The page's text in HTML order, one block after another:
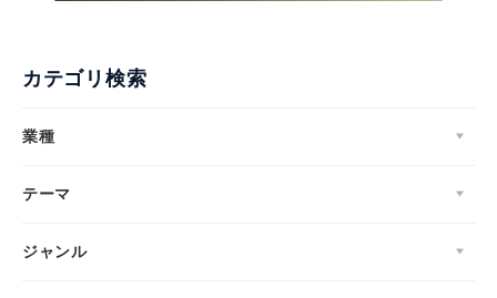
カテゴリ検索
業種
テーマ
ジャンル